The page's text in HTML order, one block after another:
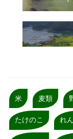
米 麦類
たけのこ れ